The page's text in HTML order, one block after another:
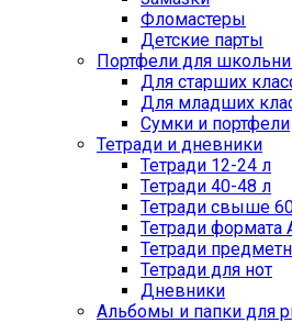
Фломастеры
Детские парты
Портфели для
Для старших
Для младших
Сумки и портфели
Тетради и дневники
Тетради 12-24 л
Тетради 40-48 л
Тетради свыше
Тетради формата
Тетради
Тетради для нот
Дневники
Альбомы и папки для